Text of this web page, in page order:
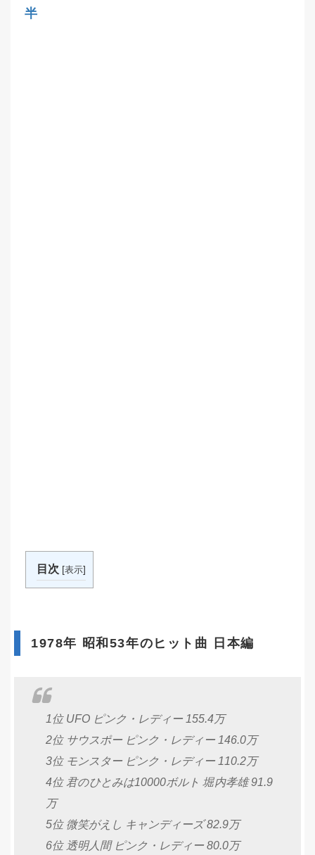
半
目次 [表示]
1978年 昭和53年のヒット曲 日本編
1位 UFO ピンク・レディー 155.4万
2位 サウスポー ピンク・レディー 146.0万
3位 モンスター ピンク・レディー 110.2万
4位 君のひとみは10000ボルト 堀内孝雄 91.9
万
5位 微笑がえし キャンディーズ 82.9万
6位 透明人間 ピンク・レディー 80.0万